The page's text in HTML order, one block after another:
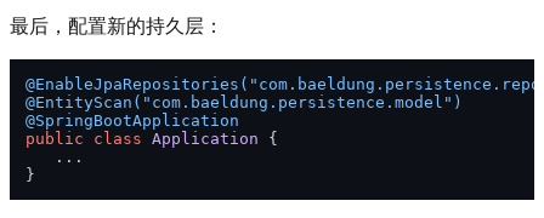
最后，配置新的持久层：
@EntityScan("com.baeldung.persistence.model")
@SpringBootApplication
public
class Application {
   ...